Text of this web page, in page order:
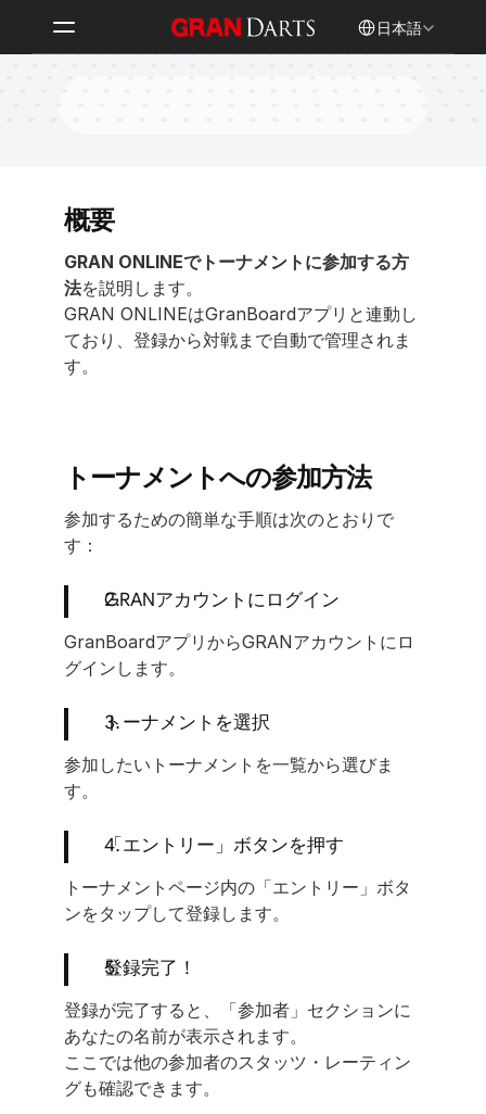
日本語
概要
GRAN ONLINEでトーナメントに参加する方
法を説明します。
GRAN ONLINEはGranBoardアプリと連動し
ており、登録から対戦まで自動で管理されま
す。
トーナメントへの参加方法
参加するための簡単な手順は次のとおりで
す：
GRANアカウントにログイン
GranBoardアプリからGRANアカウントにロ
グインします。
トーナメントを選択
参加したいトーナメントを一覧から選びま
す。
「エントリー」ボタンを押す
トーナメントページ内の「エントリー」ボタ
ンをタップして登録します。
登録完了！
登録が完了すると、「参加者」セクションに
あなたの名前が表示されます。
ここでは他の参加者のスタッツ・レーティン
グも確認できます。